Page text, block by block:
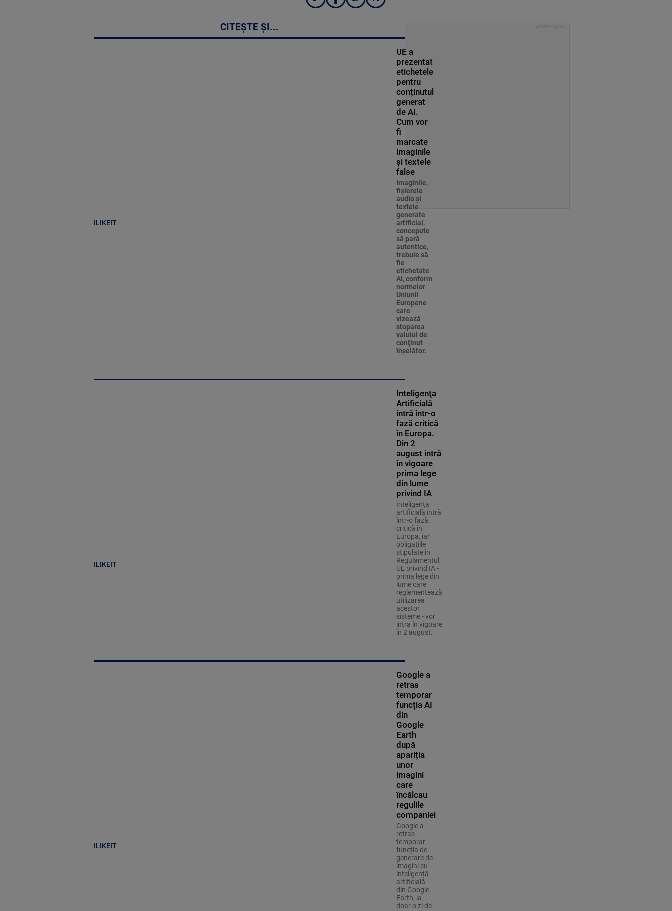
CITEȘTE ȘI...
ILIKEIT
UE a
prezentat
etichetele
pentru
conținutul
generat
de AI.
Cum vor
fi
marcate
imaginile
și textele
false
Imaginile,
fişierele
audio şi
textele
generate
artificial,
concepute
să pară
autentice,
trebuie să
fie
etichetate
AI, conform
normelor
Uniunii
Europene
care
vizează
stoparea
valului de
conţinut
înşelător.
ILIKEIT
Inteligenţa
Artificială
intră într-o
fază critică
în Europa.
Din 2
august intră
în vigoare
prima lege
din lume
privind IA
Inteligenţa
artificială intră
într-o fază
critică în
Europa, iar
obligaţiile
stipulate în
Regulamentul
UE privind IA -
prima lege din
lume care
reglementează
utilizarea
acestor
sisteme - vor
intra în vigoare
în 2 august.
ILIKEIT
Google a
retras
temporar
funcția AI
din
Google
Earth
după
apariția
unor
imagini
care
încălcau
regulile
companiei
Google a
retras
temporar
funcția de
generare de
imagini cu
inteligență
artificială
din Google
Earth, la
doar o zi de